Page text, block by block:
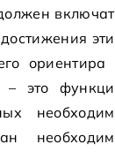
ориентира
– это